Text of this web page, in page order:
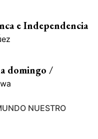
e Independencia
domingo /
NUESTRO